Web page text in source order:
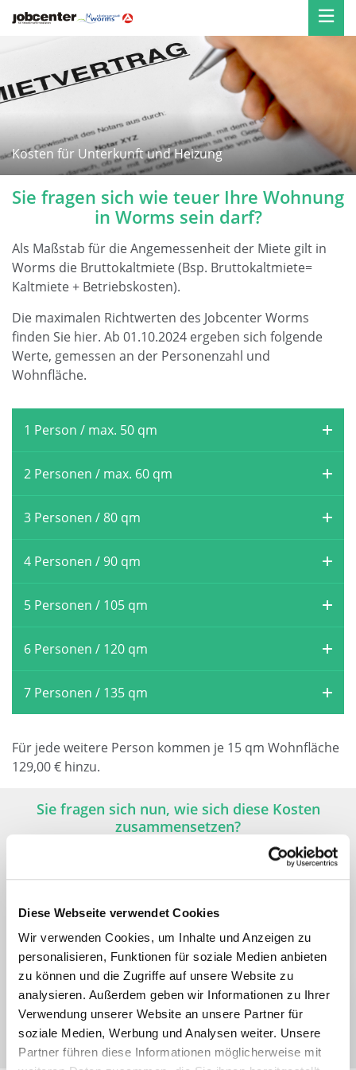
Diese Webseite verwendet Cookies
Wir verwenden Cookies, um Inhalte und Anzeigen zu
personalisieren, Funktionen für soziale Medien anbieten
zu können und die Zugriffe auf unsere Website zu
analysieren. Außerdem geben wir Informationen zu Ihrer
Verwendung unserer Website an unsere Partner für
soziale Medien, Werbung und Analysen weiter. Unsere
Partner führen diese Informationen möglicherweise mit
Kosten für Unterkunft und Heizung
Sie fragen sich wie teuer Ihre Wohnung
in Worms sein darf?
Als Maßstab für die Angemessenheit der Miete gilt in
Worms die Bruttokaltmiete (Bsp. Bruttokaltmiete=
Kaltmiete + Betriebskosten).
Die maximalen Richtwerten des Jobcenter Worms
finden Sie hier. Ab 01.10.2024 ergeben sich folgende
Werte, gemessen an der Personenzahl und
Wohnfläche.
1 Person / max. 50 qm
2 Personen / max. 60 qm
3 Personen / 80 qm
4 Personen / 90 qm
5 Personen / 105 qm
6 Personen / 120 qm
7 Personen / 135 qm
Für jede weitere Person kommen je 15 qm Wohnfläche
129,00 € hinzu.
Sie fragen sich nun, wie sich diese Kosten
zusammensetzen?